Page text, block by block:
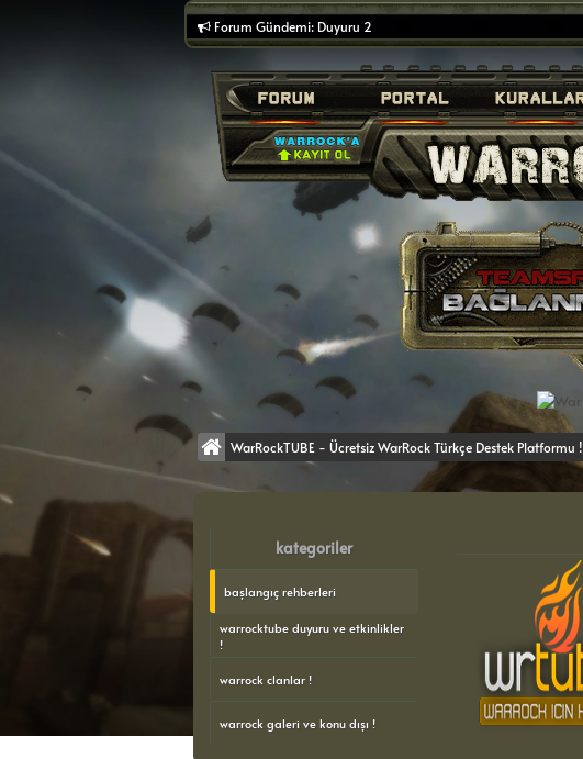
Forum Gündemi: Duyuru 2
WarRockTUBE - Ücretsiz WarRock Türkçe Destek Platformu !
kategoriler
başlangıç rehberleri
warrocktube duyuru ve etkinlikler
!
warrock clanlar !
warrock galeri ve konu dışı !